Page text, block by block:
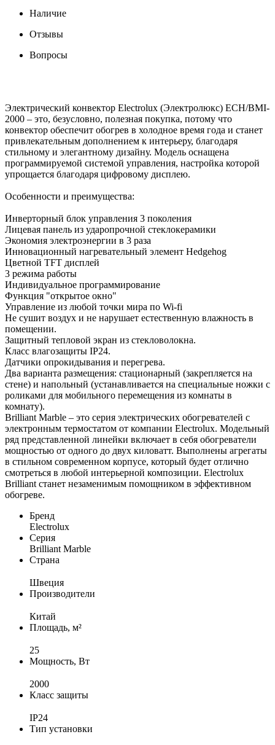
Наличие
Отзывы
Вопросы
Электрический конвектор Electrolux (Электролюкс) ECH/BMI-
2000 – это, безусловно, полезная покупка, потому что
конвектор обеспечит обогрев в холодное время года и станет
привлекательным дополнением к интерьеру, благодаря
стильному и элегантному дизайну. Модель оснащена
программируемой системой управления, настройка которой
упрощается благодаря цифровому дисплею.
Особенности и преимущества:
Инверторный блок управления 3 поколения
Лицевая панель из ударопрочной стеклокерамики
Экономия электроэнергии в 3 раза
Инновационный нагревательный элемент Hedgehog
Цветной TFT дисплей
3 режима работы
Индивидуальное программирование
Функция "открытое окно"
Управление из любой точки мира по Wi-fi
Не сушит воздух и не нарушает естественную влажность в
помещении.
Защитный тепловой экран из стекловолокна.
Класс влагозащиты IP24.
Датчики опрокидывания и перегрева.
Два варианта размещения: стационарный (закрепляется на
стене) и напольный (устанавливается на специальные ножки с
роликами для мобильного перемещения из комнаты в
комнату).
Brilliant Marble – это серия электрических обогревателей с
электронным термостатом от компании Electrolux. Модельный
ряд представленной линейки включает в себя обогреватели
мощностью от одного до двух киловатт. Выполнены агрегаты
в стильном современном корпусе, который будет отлично
смотреться в любой интерьерной композиции. Electrolux
Brilliant станет незаменимым помощником в эффективном
обогреве.
Бренд
Electrolux
Серия
Brilliant Marble
Страна
Швеция
Производители
Китай
Площадь, м²
25
Мощность, Вт
2000
Класс защиты
IP24
Тип установки